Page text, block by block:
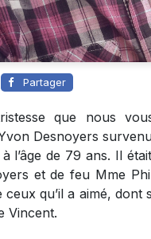
Partager
que nous
Desnoyers
l’âge de 79 ans. Il
et de feu Mme
ceux qu’il a aimé, dont
Vincent.